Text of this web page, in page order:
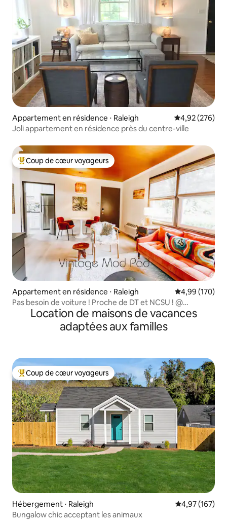
Appartement en résidence ⋅ Raleigh Évaluation
4,92 (276)
Joli appartement en résidence près du centre-ville
Coups de cœur voyageurs les plus appréciés
Coup de cœur voyageurs
Appartement en résidence ⋅ Raleigh Évaluation
4,99 (170)
Pas besoin de voiture ! Proche de DT et NCSU ! @
VintageModPad
Location de maisons de vacances
adaptées aux familles
Coups de cœur voyageurs les plus appréciés
Coup de cœur voyageurs
Hébergement ⋅ Raleigh Évaluation
4,97 (167)
Bungalow chic acceptant les animaux